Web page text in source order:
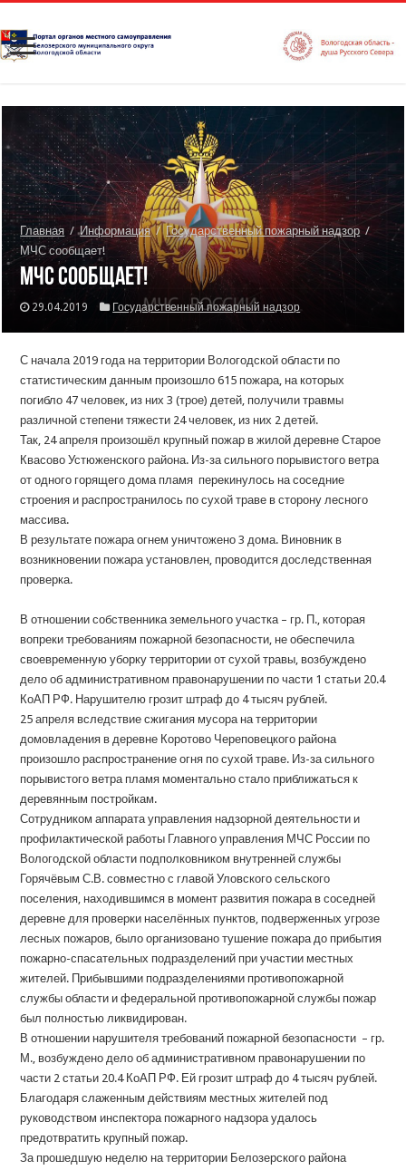
Главная / Информация / Государственный пожарный надзор /
МЧС сообщает!
МЧС сообщает!
29.04.2019 Государственный пожарный надзор
С начала 2019 года на территории Вологодской области по
статистическим данным произошло 615 пожара, на которых
погибло 47 человек, из них 3 (трое) детей, получили травмы
различной степени тяжести 24 человек, из них 2 детей.
Так, 24 апреля произошёл крупный пожар в жилой деревне Старое
Квасово Устюженского района. Из-за сильного порывистого ветра
от одного горящего дома пламя перекинулось на соседние
строения и распространилось по сухой траве в сторону лесного
массива.
В результате пожара огнем уничтожено 3 дома. Виновник в
возникновении пожара установлен, проводится доследственная
проверка.
В отношении собственника земельного участка – гр. П., которая
вопреки требованиям пожарной безопасности, не обеспечила
своевременную уборку территории от сухой травы, возбуждено
дело об административном правонарушении по части 1 статьи 20.4
КоАП РФ. Нарушителю грозит штраф до 4 тысяч рублей.
25 апреля вследствие сжигания мусора на территории
домовладения в деревне Коротово Череповецкого района
произошло распространение огня по сухой траве. Из-за сильного
порывистого ветра пламя моментально стало приближаться к
деревянным постройкам.
Сотрудником аппарата управления надзорной деятельности и
профилактической работы Главного управления МЧС России по
Вологодской области подполковником внутренней службы
Горячёвым С.В. совместно с главой Уловского сельского
поселения, находившимся в момент развития пожара в соседней
деревне для проверки населённых пунктов, подверженных угрозе
лесных пожаров, было организовано тушение пожара до прибытия
пожарно-спасательных подразделений при участии местных
жителей. Прибывшими подразделениями противопожарной
службы области и федеральной противопожарной службы пожар
был полностью ликвидирован.
В отношении нарушителя требований пожарной безопасности – гр.
М., возбуждено дело об административном правонарушении по
части 2 статьи 20.4 КоАП РФ. Ей грозит штраф до 4 тысяч рублей.
Благодаря слаженным действиям местных жителей под
руководством инспектора пожарного надзора удалось
предотвратить крупный пожар.
За прошедшую неделю на территории Белозерского района